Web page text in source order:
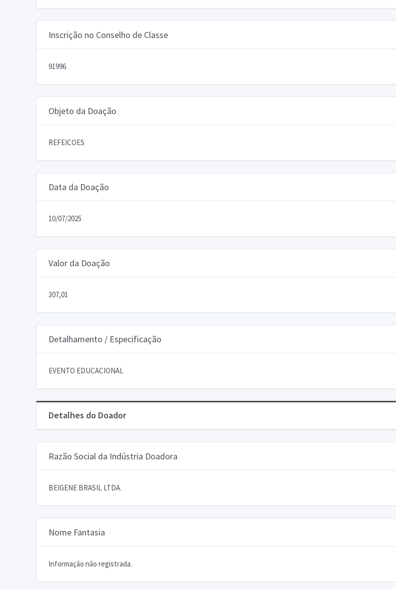
Inscrição no Conselho de Classe
91996
Objeto da Doação
REFEICOES
Data da Doação
10/07/2025
Valor da Doação
307,01
Detalhamento / Especificação
EVENTO EDUCACIONAL
Detalhes do Doador
Razão Social da Indústria Doadora
BEIGENE BRASIL LTDA.
Nome Fantasia
Informação não registrada.